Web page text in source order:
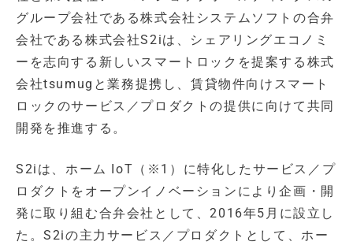
グループ会社である株式会社システムソフトの合弁
会社である株式会社S2iは、シェアリングエコノミ
ーを志向する新しいスマートロックを提案する株式
会社tsumugと業務提携し、賃貸物件向けスマート
ロックのサービス／プロダクトの提供に向けて共同
開発を推進する。
S2iは、ホーム IoT（※1）に特化したサービス／プ
ロダクトをオープンイノベーションにより企画・開
発に取り組む合弁会社として、2016年5月に設立し
た。S2iの主力サービス／プロダクトとして、ホー